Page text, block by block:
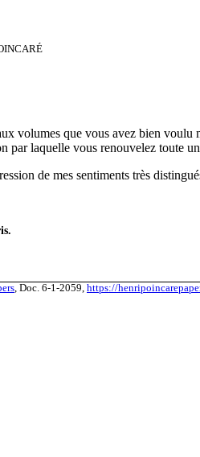
volumes que vous avez bien voulu
par laquelle vous renouvelez toute
de mes sentiments très
, Doc. 6-1-2059, https://